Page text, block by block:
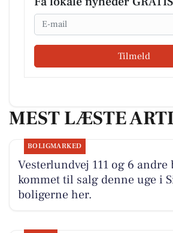
Email
Tilmeld
MEST LÆSTE
BOLIGMARKED
Vesterlundvej 111 og 6
kommet til salg denne uge i
boligerne her.